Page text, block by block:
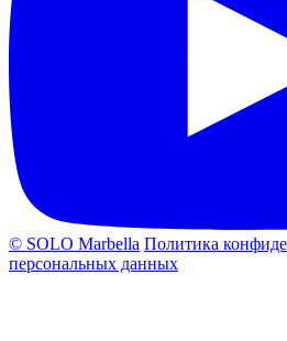
© SOLO Marbella Политика
персональных данных